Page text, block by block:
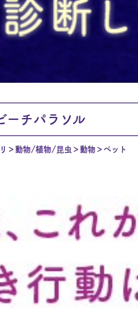
ーチパラソル
動物/植物/昆虫 動物 ペット